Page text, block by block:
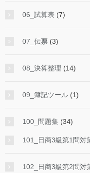
06_試算表 (7)
07_伝票 (3)
08_決算整理 (14)
09_簿記ツール (1)
100_問題集 (34)
101_日商3級第1問対
102_日商3級第2問対